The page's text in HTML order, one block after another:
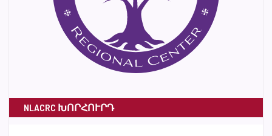
NLACRC ԽՈՐՀՈՒՐԴ